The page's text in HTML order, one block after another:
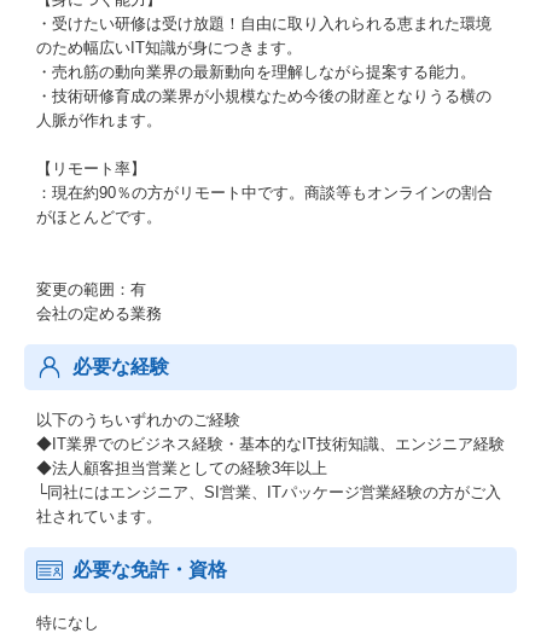
・受けたい研修は受け放題！自由に取り入れられる恵まれた環境
のため幅広いIT知識が身につきます。
・売れ筋の動向業界の最新動向を理解しながら提案する能力。
・技術研修育成の業界が小規模なため今後の財産となりうる横の
人脈が作れます。
【リモート率】
：現在約90％の方がリモート中です。商談等もオンラインの割合
がほとんどです。
変更の範囲：有
会社の定める業務
必要な経験
以下のうちいずれかのご経験
◆IT業界でのビジネス経験・基本的なIT技術知識、エンジニア経験
◆法人顧客担当営業としての経験3年以上
└同社にはエンジニア、SI営業、ITパッケージ営業経験の方がご入
社されています。
必要な免許・資格
特になし